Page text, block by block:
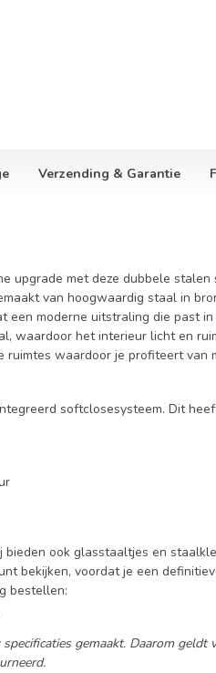
Verzending & Garantie
upgrade met deze dubbele
van hoogwaardig staal in
een moderne uitstraling die past
waardoor het interieur licht en
waardoor je profiteert van
softclosesysteem. Dit
ook glasstaaltjes en
bekijken, voordat je een
bestellen:
gemaakt. Daarom geldt